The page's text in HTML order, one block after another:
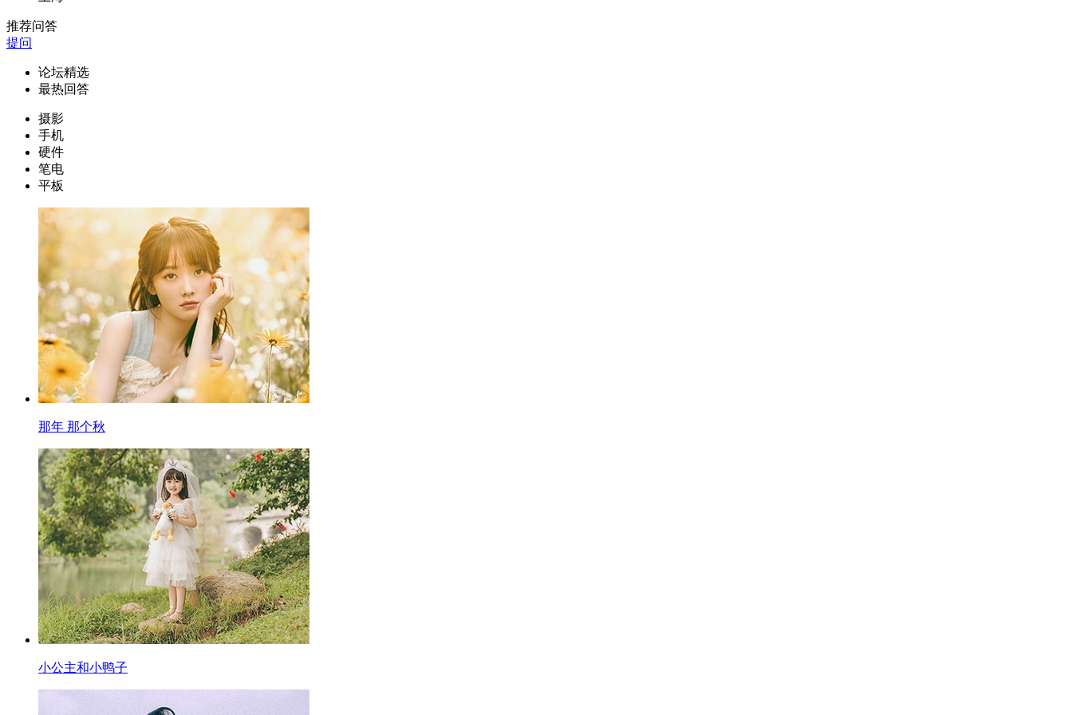
推荐问答
提问
论坛精选
最热回答
摄影
手机
硬件
笔电
平板
那年 那个秋
小公主和小鸭子